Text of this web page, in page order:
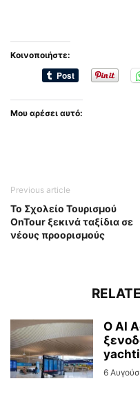
Κοινοποιήστε:
Μου αρέσει αυτό:
Previous article
Το Σχολείο Τουρισμού
OnTour ξεκινά ταξίδια σε
νέους προορισμούς
Ο AI
6